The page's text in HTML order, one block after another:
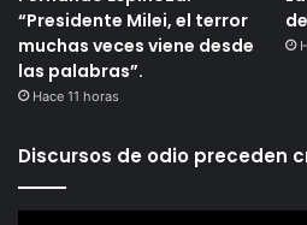
“Presidente Milei, el terror
muchas veces viene desde
las palabras”.
Hace 11 horas
Discursos de odio preceden